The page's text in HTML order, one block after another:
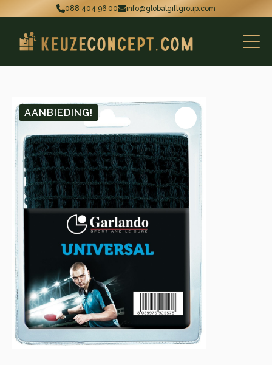
088 404 96 00 info@globalgiftgroup.com
AANBIEDING!